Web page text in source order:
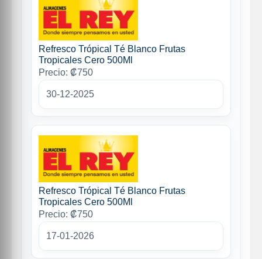
Refresco Trópical Té Blanco Frutas
Tropicales Cero 500Ml
Precio: ₡750
30-12-2025
Refresco Trópical Té Blanco Frutas
Tropicales Cero 500Ml
Precio: ₡750
17-01-2026